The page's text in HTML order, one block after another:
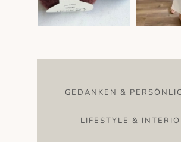
GEDANKEN &
LIFESTYLE &